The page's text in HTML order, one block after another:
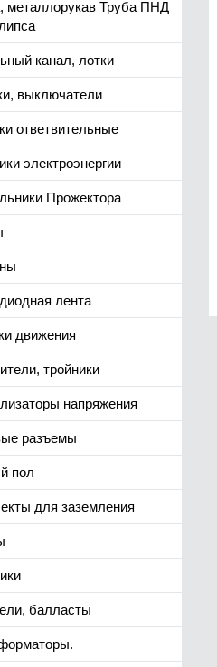
металлорукав Труба ПНД
канал, лотки
выключатели
ответвительные
электроэнергии
Прожектора
лента
движения
тройники
напряжения
разъемы
пол
для заземления
балласты